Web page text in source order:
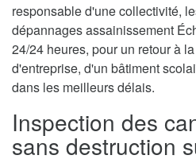
responsable d'une collectivité,
dépannages assainissement
24/24 heures, pour un retour à
d'entreprise, d'un bâtiment
dans les meilleurs délais.
Inspection des
sans destruction